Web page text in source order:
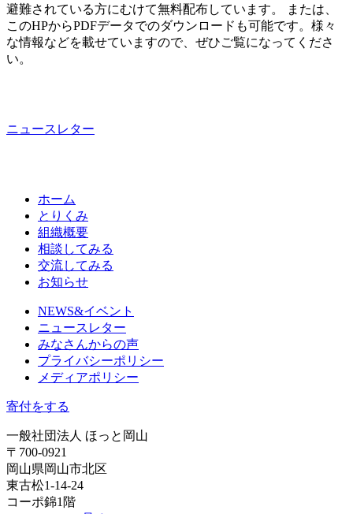
避難されている方にむけて無料配布しています。 または、
このHPからPDFデータでのダウンロードも可能です。様々
な情報などを載せていますので、ぜひご覧になってくださ
い。
ニュースレター
ホーム
とりくみ
組織概要
相談してみる
交流してみる
お知らせ
NEWS&イベント
ニュースレター
みなさんからの声
プライバシーポリシー
メディアポリシー
寄付をする
一般社団法人 ほっと岡山
〒700-0921
岡山県岡山市北区
東古松1-14-24
コーポ錦1階